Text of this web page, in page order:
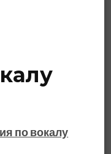
по вокалу